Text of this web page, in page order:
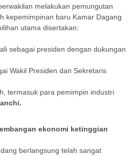
melakukan pemungutan
kepemimpinan baru Kamar Dagang
utama disertakan:
sebagai presiden dengan dukungan
Wakil Presiden dan Sekretaris
termasuk para pemimpin industri
ekonomi ketinggian
berlangsung telah sangat